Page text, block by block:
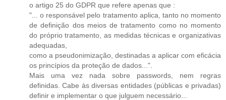
o artigo 25 do GDPR que refere apenas que :
"... o responsável pelo tratamento aplica, tanto no momento
de definição dos meios de tratamento como no momento
do próprio tratamento, as medidas técnicas e organizativas
adequadas,
como a pseudonimização, destinadas a aplicar com eficácia
os princípios da proteção de dados...".
Mais uma vez nada sobre passwords, nem regras
definidas. Cabe às diversas entidades (públicas e privadas)
definir e implementar o que julguem necessário...